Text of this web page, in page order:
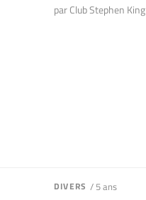
par Club Stephen King
DIVERS / 5 ans